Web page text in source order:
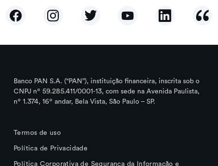
Banco PAN S.A. (“PAN”), instituição financeira, inscrita sob o
CNPJ nº 59.285.411/0001-13, com sede na Avenida Paulista,
nº 1.374, 16º andar, Bela Vista, São Paulo – SP.
Termos de uso
Política de Privacidade
Política Corporativa de Segurança da Informação e